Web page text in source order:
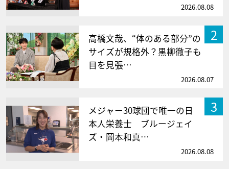
2026.08.08
2
高橋文哉、“体のある部分”の
サイズが規格外？黒柳徹子も
目を見張…
2026.08.07
3
メジャー30球団で唯一の日
本人栄養士 ブルージェイ
ズ・岡本和真…
2026.08.08